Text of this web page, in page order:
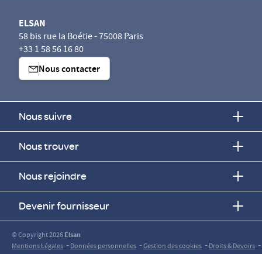
ELSAN
58 bis rue la Boétie - 75008 Paris
+33 1 58 56 16 80
Nous contacter
Nous suivre
Nous trouver
Nous rejoindre
Devenir fournisseur
© Copyright 2026Elsan
Mentions Légales -Données personnelles -Gestion des cookies -Droits & Devoirs -